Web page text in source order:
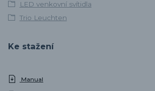
LED venkovní svítidla
Trio Leuchten
Ke stažení
Manual